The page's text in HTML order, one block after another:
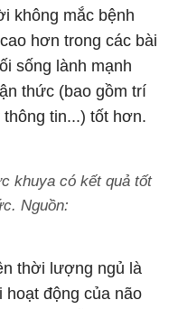
không mắc bệnh
hơn trong các bài
sống lành mạnh
thức (bao gồm trí
tin...) tốt hơn.
khuya có kết quả tốt
Nguồn:
thời lượng ngủ là
hoạt động của não